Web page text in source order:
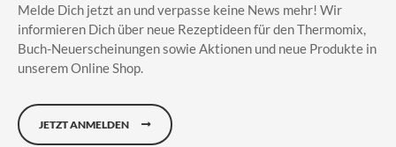
Melde Dich jetzt an und verpasse keine News mehr! Wir
informieren Dich über neue Rezeptideen für den Thermomix,
Buch-Neuerscheinungen sowie Aktionen und neue Produkte in
unserem Online Shop.
JETZT ANMELDEN